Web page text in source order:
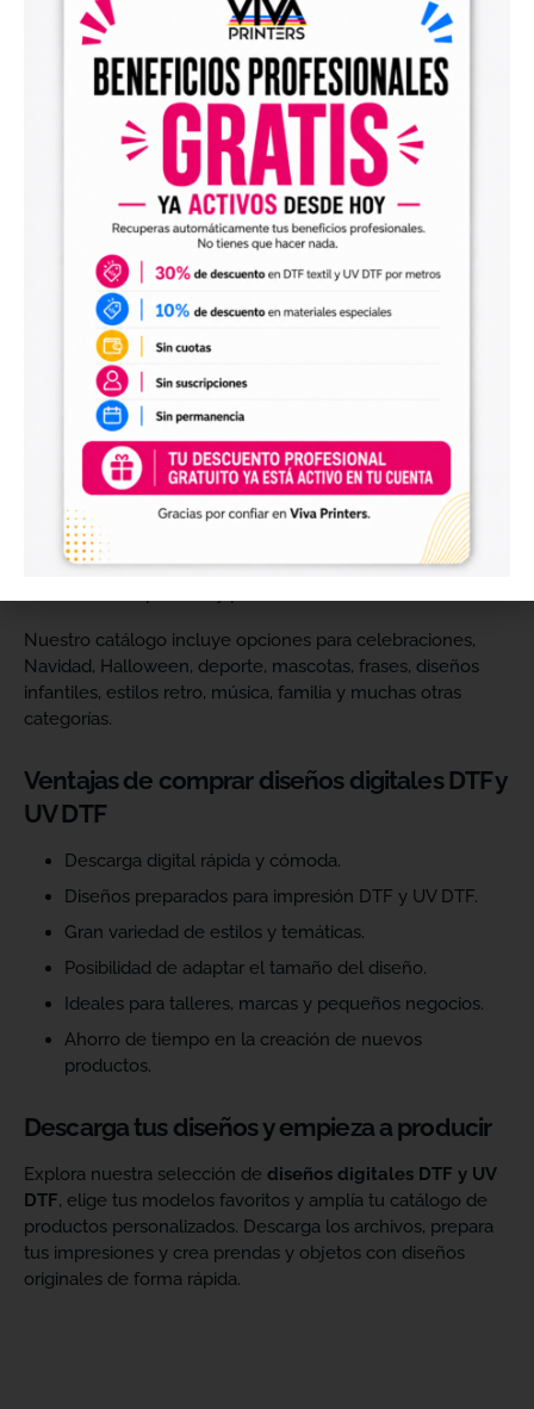
el archivo en tu programa de impresión y producirlo con tu
maquinaria DTF.
Diseños digitales para impresión UV DTF
También encontrarás diseños digitales para UV DTF
perfectos para personalizar vasos, botellas, termos, cajas,
envases, artículos promocionales y otras superficies rígidas
Estos diseños permiten incorporar nuevas opciones a tu
catálogo de personalización de objetos y preparar
producciones propias utilizando tu impresora UV DTF o tu
proveedor habitual de impresión.
Archivos digitales para negocios de
personalización
Comprar diseños digitales es una solución práctica para
profesionales que quieren ahorrar tiempo, renovar su
catálogo y ofrecer más variedad de productos a sus
clientes. Podrás escoger diseños de diferentes estilos,
Nuestro catálogo incluye opciones para celebraciones,
Navidad, Halloween, deporte, mascotas, frases, diseños
infantiles, estilos retro, música, familia y muchas otras
categorías.
Ventajas de comprar diseños digitales DTF y
UV DTF
Descarga digital rápida y cómoda.
Diseños preparados para impresión DTF y UV DTF.
Gran variedad de estilos y temáticas.
Posibilidad de adaptar el tamaño del diseño.
Ideales para talleres, marcas y pequeños negocios.
Ahorro de tiempo en la creación de nuevos
productos.
Descarga tus diseños y empieza a producir
Explora nuestra selección de diseños digitales DTF y UV
DTF, elige tus modelos favoritos y amplía tu catálogo de
productos personalizados. Descarga los archivos, prepara
tus impresiones y crea prendas y objetos con diseños
originales de forma rápida.